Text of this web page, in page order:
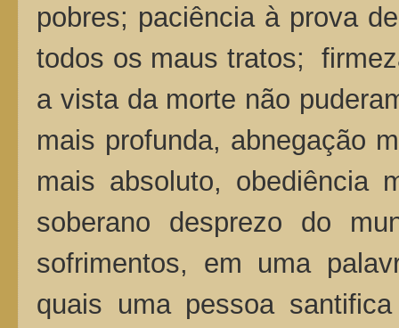
pobres; paciência à prova
todos os maus tratos;
a vista da morte não
mais profunda, abnegação
mais absoluto, obediência
soberano desprezo do
sofrimentos, em uma
quais uma pessoa